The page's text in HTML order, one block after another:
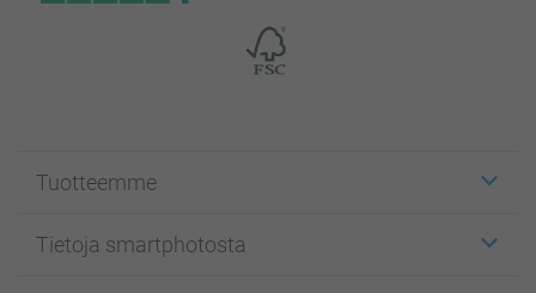
Tuotteemme
Kuvakortit
Tietoja smartphotosta